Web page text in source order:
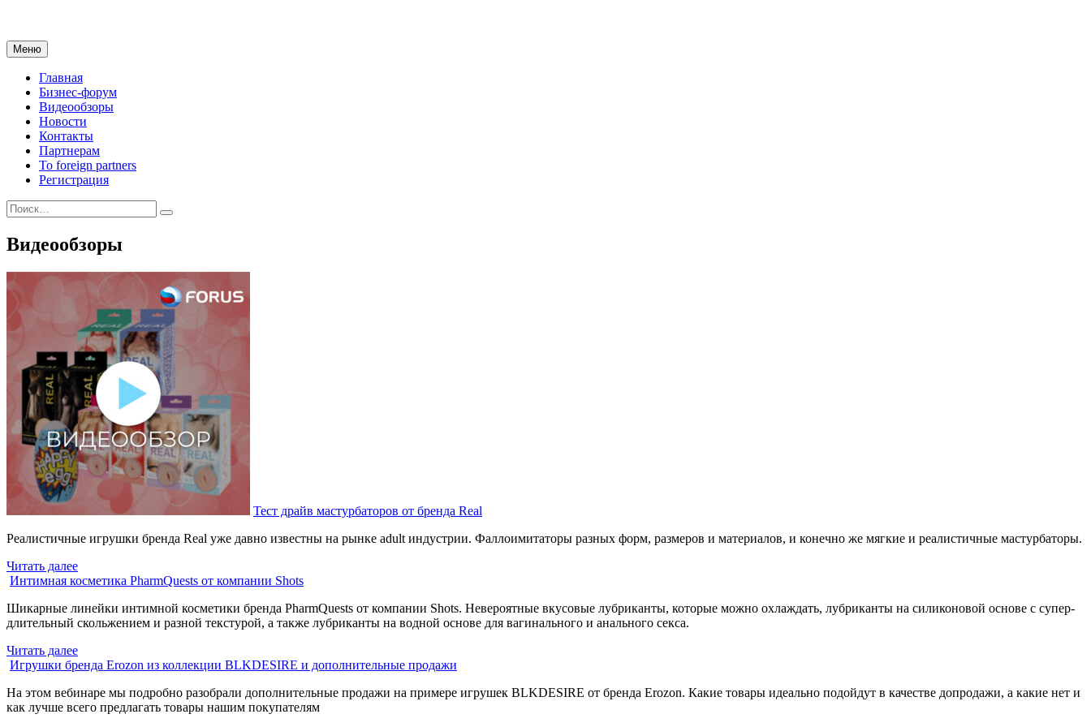
Меню
Главная
Бизнес-форум
Видеообзоры
Новости
Контакты
Партнерам
To foreign partners
Регистрация
Видеообзоры
Тест драйв мастурбаторов от бренда Real
Реалистичные игрушки бренда Real уже давно известны на рынке adult индустрии. Фаллоимитаторы разных форм, размеров и материалов, и конечно же мягкие и реалистичные мастурбаторы.
Читать далее
Интимная косметика PharmQuests от компании Shots
Шикарные линейки интимной косметики бренда PharmQuests от компании Shots. Невероятные вкусовые лубриканты, которые можно охлаждать, лубриканты на силиконовой основе с супер-
длительный скольжением и разной текстурой, а также лубриканты на водной основе для вагинального и анального секса.
Читать далее
Игрушки бренда Erozon из коллекции BLKDESIRE и дополнительные продажи
На этом вебинаре мы подробно разобрали дополнительные продажи на примере игрушек BLKDESIRE от бренда Erozon. Какие товары идеально подойдут в качестве допродажи, а какие нет и
как лучше всего предлагать товары нашим покупателям